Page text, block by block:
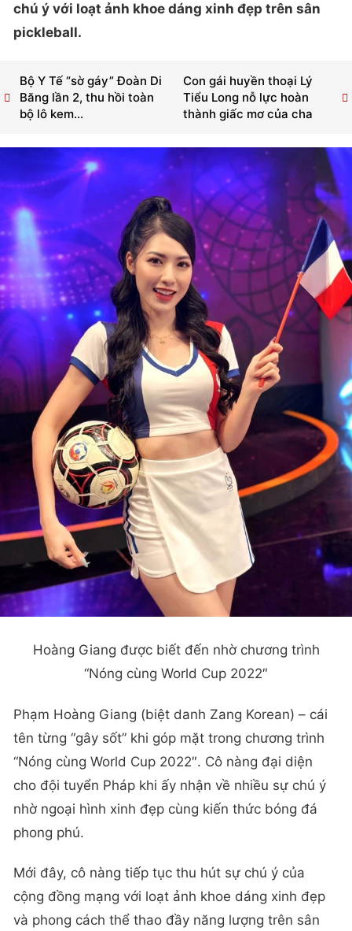
chú ý với loạt ảnh khoe dáng xinh đẹp trên sân
pickleball.
Con gái huyền thoại Lý
Tiểu Long nỗ lực hoàn
thành giấc mơ của cha
Bộ Y Tế “sờ gáy” Đoàn Di
Băng lần 2, thu hồi toàn
bộ lô kem...
Hoàng Giang được biết đến nhờ chương trình
“Nóng cùng World Cup 2022″
Phạm Hoàng Giang (biệt danh Zang Korean) – cái
tên từng “gây sốt” khi góp mặt trong chương trình
“Nóng cùng World Cup 2022″. Cô nàng đại diện
cho đội tuyển Pháp khi ấy nhận về nhiều sự chú ý
nhờ ngoại hình xinh đẹp cùng kiến thức bóng đá
phong phú.
Mới đây, cô nàng tiếp tục thu hút sự chú ý của
cộng đồng mạng với loạt ảnh khoe dáng xinh đẹp
và phong cách thể thao đầy năng lượng trên sân